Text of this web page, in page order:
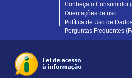
Conheça o
Orientações de uso
Política de Uso de
Perguntas Frequentes